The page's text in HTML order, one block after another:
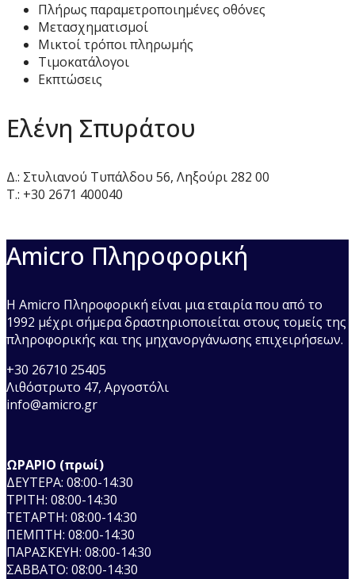
Πλήρως παραμετροποιημένες οθόνες
Μετασχηματισμοί
Μικτοί τρόποι πληρωμής
Τιμοκατάλογοι
Εκπτώσεις
Ελένη Σπυράτου
Δ.: Στυλιανού Τυπάλδου 56, Ληξούρι 282 00
Τ.: +30 2671 400040
Amicro Πληροφορική
Η Amicro Πληροφορική είναι μια εταιρία που από το
1992 μέχρι σήμερα δραστηριοποιείται στους τομείς της
πληροφορικής και της μηχανοργάνωσης επιχειρήσεων.
+30 26710 25405
Λιθόστρωτο 47, Αργοστόλι
info@amicro.gr
ΩΡΑΡΙΟ (πρωί)
ΔΕΥΤΕΡΑ: 08:00-14:30
ΤΡΙΤΗ: 08:00-14:30
ΤΕΤΑΡΤΗ: 08:00-14:30
ΠΕΜΠΤΗ: 08:00-14:30
ΠΑΡΑΣΚΕΥΗ: 08:00-14:30
ΣΑΒΒΑΤΟ: 08:00-14:30